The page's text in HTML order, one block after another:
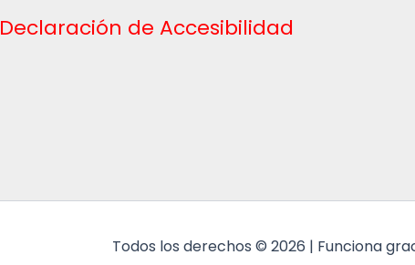
Declaración de Accesibilidad
Todos los derechos © 2026 | Funciona